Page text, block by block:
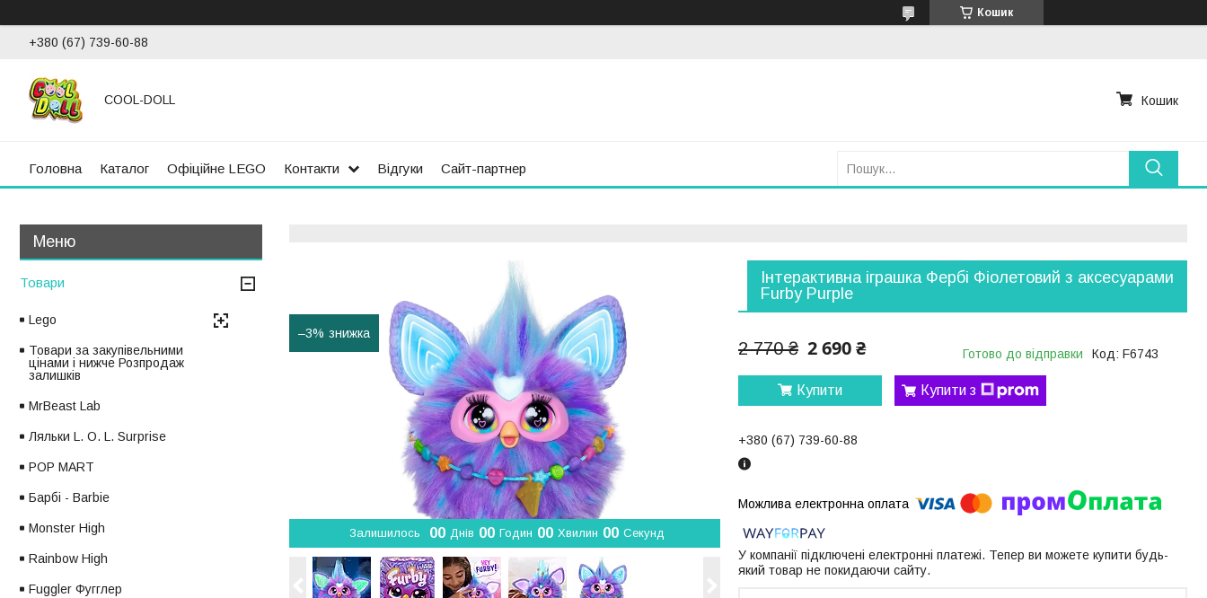
Кошик
+380 (67) 739-60-88
COOL-DOLL Кошик
Головна Каталог Офіційне LEGO Контакти Відгуки Сайт-партнер
–3%
Залишилось 00 Днів 00 Годин 00 Хвилин 00 Секунд
Інтерактивна іграшка Фербі Фіолетовий з аксесуарами
Furby Purple
2 770 ₴ 2 690 ₴ Готово до відправки Код: F6743
Купити Купити з
+380 (67) 739-60-88
У компанії підключені електронні платежі. Тепер ви можете купити будь-
який товар не покидаючи сайту.
Товари
Lego
Товари за закупівельними
цінами і нижче Розпродаж
залишків
MrBeast Lab
Ляльки L. O. L. Surprise
POP MART
Барбі - Barbie
Monster High
Rainbow High
Fuggler Фугглер